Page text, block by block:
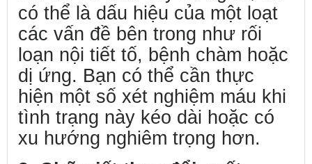
có thể là dấu hiệu của một loạt
các vấn đề bên trong như rối
loạn nội tiết tố, bệnh chàm hoặc
dị ứng. Bạn có thể cần thực
hiện một số xét nghiệm máu khi
tình trạng này kéo dài hoặc có
xu hướng nghiêm trọng hơn.